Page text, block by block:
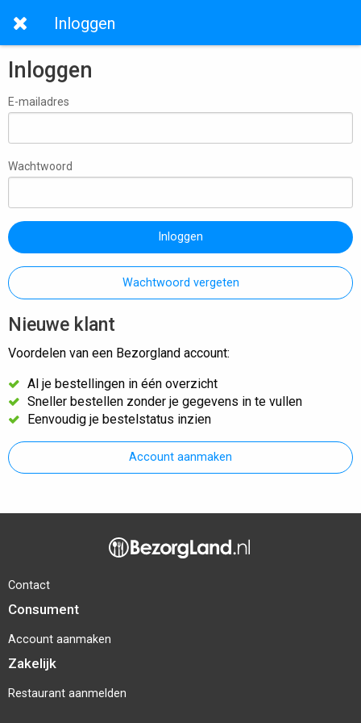
Inloggen
Inloggen
E-mailadres
Wachtwoord
Inloggen
Wachtwoord vergeten
Nieuwe klant
Voordelen van een Bezorgland account:
Al je bestellingen in één overzicht
Sneller bestellen zonder je gegevens in te vullen
Eenvoudig je bestelstatus inzien
Account aanmaken
Contact
Consument
Account aanmaken
Zakelijk
Restaurant aanmelden